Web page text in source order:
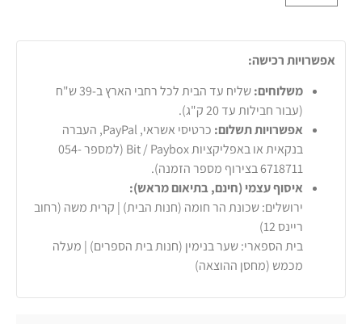
אפשרויות רכישה:
משלוחים:
שליח עד הבית לכל רחבי הארץ ב-39 ש"ח
(עבור חבילות עד 20 ק"ג).
אפשרויות תשלום:
כרטיסי אשראי, PayPal, העברה
בנקאית או באפליקציות Bit / Paybox (למספר 054-
6718711 בצירוף מספר הזמנה).
איסוף עצמי (חינם, בתיאום מראש):
ירושלים: שכונת הר חומה (חנות הבית) | קרית משה (רחוב
ריינס 12)
בית הספארי: שער בנימין (חנות בית הספרים) | מעלה
מכמש (מחסן ההוצאה)